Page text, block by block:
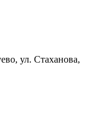
ул. Стаханова,